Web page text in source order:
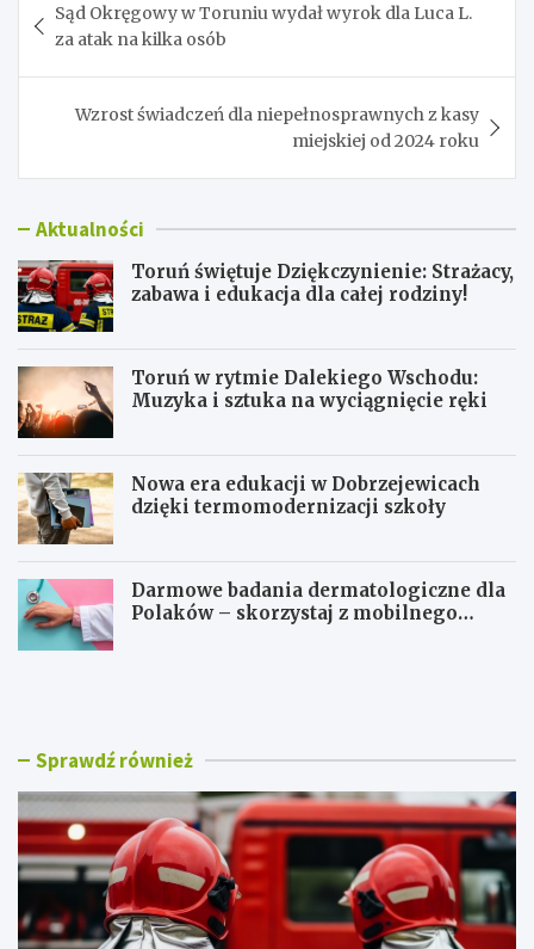
wpisu
Sąd Okręgowy w Toruniu wydał wyrok dla Luca L.
za atak na kilka osób
Wzrost świadczeń dla niepełnosprawnych z kasy
miejskiej od 2024 roku
Aktualności
Toruń świętuje Dziękczynienie: Strażacy,
zabawa i edukacja dla całej rodziny!
Toruń w rytmie Dalekiego Wschodu:
Muzyka i sztuka na wyciągnięcie ręki
Nowa era edukacji w Dobrzejewicach
dzięki termomodernizacji szkoły
Darmowe badania dermatologiczne dla
Polaków – skorzystaj z mobilnego
T
ś
i
ę
t
u
e
D
T
w
y
t
m
i
D
a
Sprawdź również